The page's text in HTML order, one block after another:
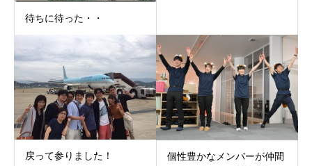
待ちに待った・・
戻って参りました！
個性豊かなメンバーが仲間